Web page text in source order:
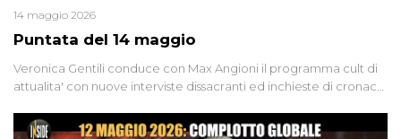
Puntata del 14 maggio
14 maggio 2026
Veronica Gentili conduce con Max Angioni il programma cult di
attualita' con nuove interviste dissacranti ed inchieste di cronaca